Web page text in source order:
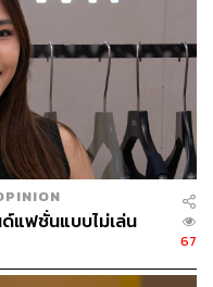
in a windy sky.
าแล้วก็ลอยไป หากเรา
งำจิตใจ จะช่วยให้เรา
Mood” ด้วยการ
ด์แฟชั่นแบบไม่เล่น
67